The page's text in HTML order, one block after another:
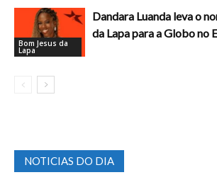
Bom Jesus da
Lapa
Dandara Luanda leva o
da Lapa para a Globo no
NOTICIAS DO DIA